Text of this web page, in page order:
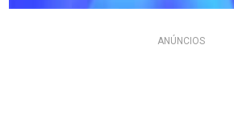
ANÚNCIOS